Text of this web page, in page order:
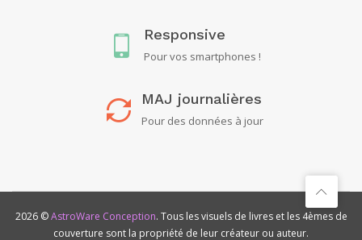
Responsive
Pour vos smartphones !
MAJ journalières
Pour des données à jour
2026 ©AstroWare Conception. Tous les visuels de livres et les 4èmes de
couverture sont la propriété de leur créateur ou auteur.